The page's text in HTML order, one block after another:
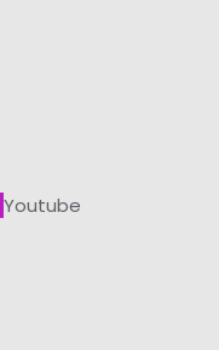
Youtube